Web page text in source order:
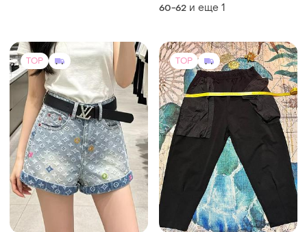
60-62 и еще 1
TOP TOP